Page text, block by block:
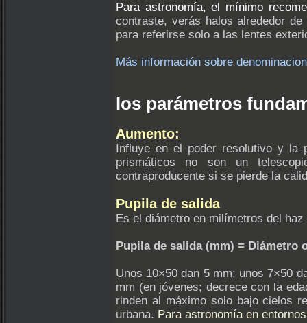
Para astronomía, el mínimo
contraste, verás halos alrededor
para referirse solo a las lentes
Más información sobre
los parámetros
Aumento:
Influye en el poder resolutivo y la
prismáticos no son un
contraproducente si se pierde la
Pupila de salida
Es el diámetro en milímetros del
Pupila de salida (mm) = Diámetro
Unos 10×50 dan 5 mm; unos 7×50
mm (en jóvenes; decrece con la
rinden al máximo solo bajo cielos
urbana. Para astronomía en